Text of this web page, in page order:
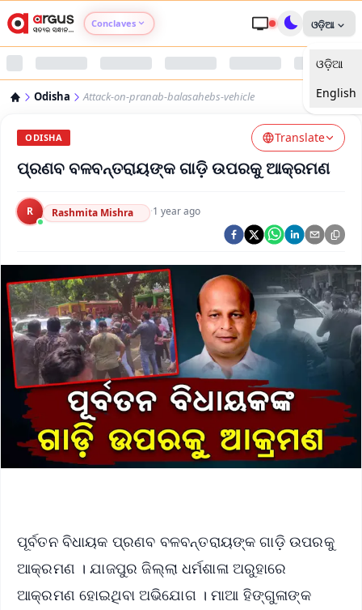
Conclaves
Argus Nari Shakti
Argus Swaad Odisha
Argus Chalo Dekhein Apna Desh
ଓଡ଼ିଆ
ଓଡ଼ିଆ
English
Odisha Attack-on-pranab-balasahebs-vehicle
ODISHA Translate
ପ୍ରଣବ ବଳବନ୍ତରାୟଙ୍କ ଗାଡ଼ି ଉପରକୁ ଆକ୍ରମଣ
R Rashmita Mishra ·1 year ago
ପୂର୍ବତନ ବିଧାୟକ ପ୍ରଣବ ବଳବନ୍ତରାୟଙ୍କ ଗାଡ଼ି ଉପରକୁ
ଆକ୍ରମଣ । ଯାଜପୁର ଜିଲ୍ଲା ଧର୍ମଶାଳା ଅରୁହାରେ
ଆକ୍ରମଣ ହୋଇଥିବା ଅଭିଯୋଗ । ମାଆ ହିଙ୍ଗୁଳାଙ୍କ